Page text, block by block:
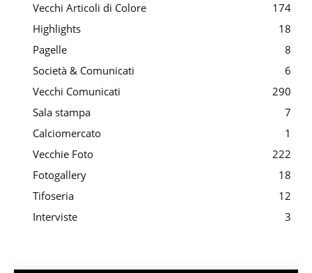
Vecchi Articoli di Colore
174
Highlights
18
Pagelle
8
Società & Comunicati
6
Vecchi Comunicati
290
Sala stampa
7
Calciomercato
1
Vecchie Foto
222
Fotogallery
18
Tifoseria
12
Interviste
3